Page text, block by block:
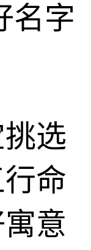
名字
选
命
意